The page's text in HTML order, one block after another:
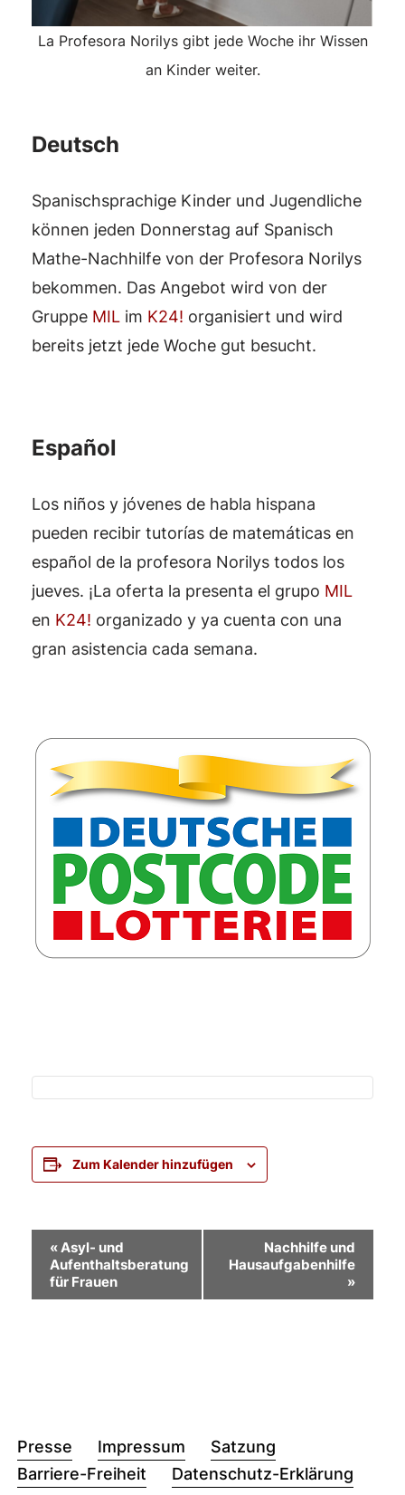
La Profesora Norilys gibt jede Woche ihr Wissen
an Kinder weiter.
Deutsch
Spanischsprachige Kinder und Jugendliche
können jeden Donnerstag auf Spanisch
Mathe-Nachhilfe von der Profesora Norilys
bekommen. Das Angebot wird von der
Gruppe MIL im K24! organisiert und wird
bereits jetzt jede Woche gut besucht.
Español
Los niños y jóvenes de habla hispana
pueden recibir tutorías de matemáticas en
español de la profesora Norilys todos los
jueves. ¡La oferta la presenta el grupo MIL
en K24! organizado y ya cuenta con una
gran asistencia cada semana.
Zum Kalender hinzufügen
Veranstaltung-
Navigation
«Asyl- und
Aufenthaltsberatung
für Frauen
Nachhilfe und
Hausaufgabenhilfe
»
Presse Impressum
Satzung
Barriere-Freiheit
Datenschutz-Erklärung